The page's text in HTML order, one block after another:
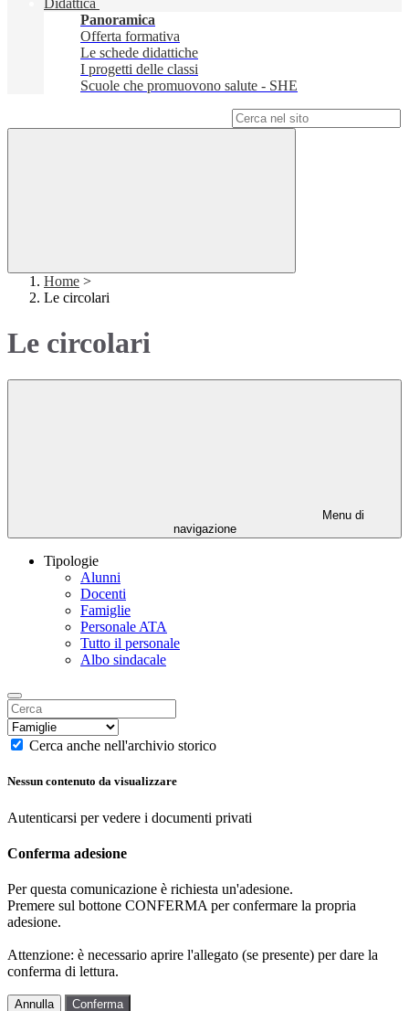
Didattica
Panoramica
Offerta formativa
Le schede didattiche
I progetti delle classi
Scuole che promuovono salute - SHE
Home >
Le circolari
Le circolari
Menu di
navigazione
Tipologie
Alunni
Docenti
Famiglie
Personale ATA
Tutto il personale
Albo sindacale
Cerca anche nell'archivio storico
Nessun contenuto da visualizzare
Autenticarsi per vedere i documenti privati
Conferma adesione
Per questa comunicazione è richiesta un'adesione.
Premere sul bottone CONFERMA per confermare la propria
adesione.
Attenzione: è necessario aprire l'allegato (se presente) per dare la
conferma di lettura.
Annulla Conferma